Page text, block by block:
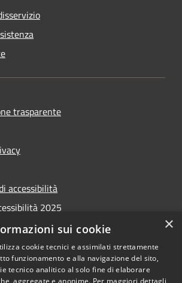
trasparente
accessibilità
2025
feedback
×
sui cookie
cookie tecnici e assimilati strettamente
funzionamento e alla navigazione del sito,
tecnico analitico al solo fine di elaborare
aggregate e anonime. Per maggiori dettagli,